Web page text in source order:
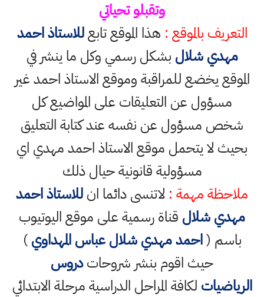
وتقبلو تحياتي
التعريف بالموقع : هذا الموقع تابعللاستاذ احمد
مهدي شلال بشكل رسمي وكل ما ينشر في
الموقع يخضع للمراقبة وموقع الاستاذ احمد غير
مسؤول عن التعليقات على المواضيع كل
شخص مسؤول عن نفسه عند كتابة التعليق
بحيث لا يتحمل موقع الاستاذ احمد مهدي اي
مسؤولية قانونية حيال ذلك
ملاحظة مهمة : لاتنسى دائما انللاستاذ احمد
مهدي شلال قناة رسمية على موقع اليوتيوب
باسم (احمد مهدي شلال عباس المهداوي)
حيث اقوم بنشر شروحاتدروس
الرياضيات لكافة المراحل الدراسية مرحلة الابتدائي